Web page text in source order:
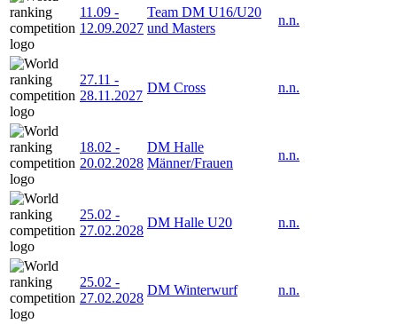
11.09 -
12.09.2027
Team DM U16/U20
und Masters
n.n.
27.11 -
28.11.2027
DM Cross n.n.
18.02 -
20.02.2028
DM Halle
Männer/Frauen
n.n.
25.02 -
27.02.2028
DM Halle U20 n.n.
25.02 -
27.02.2028
DM Winterwurf n.n.